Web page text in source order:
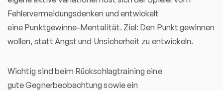
Fehlervermeidungsdenken und entwickelt
eine Punktgewinne-Mentalität. Ziel: Den Punkt gewinnen
wollen, statt Angst und Unsicherheit zu entwickeln.
Wichtig sind beim Rückschlagtraining eine
gute Gegnerbeobachtung sowie ein